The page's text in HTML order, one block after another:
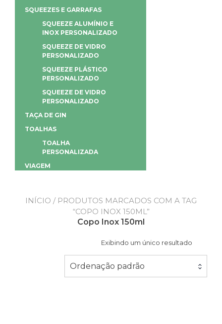
INÍCIO / PRODUTOS MARCADOS COM A TAG
“COPO INOX 150ML”
Copo Inox 150ml
Exibindo um único resultado
Ordenação padrão
SQUEEZES E GARRAFAS
SQUEEZE ALUMÍNIO E
INOX PERSONALIZADO
SQUEEZE DE VIDRO
PERSONALIZADO
SQUEEZE PLÁSTICO
PERSONALIZADO
SQUEEZE DE VIDRO
PERSONALIZADO
TAÇA DE GIN
TOALHAS
TOALHA
PERSONALIZADA
VIAGEM